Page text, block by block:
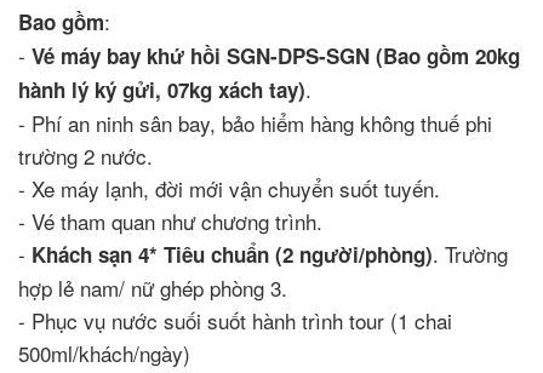
Bao gồm:
- Vé máy bay khứ hồi SGN-DPS-SGN (Bao gồm 20kg
hành lý ký gửi, 07kg xách tay).
- Phí an ninh sân bay, bảo hiểm hàng không thuế phi
trường 2 nước.
- Xe máy lạnh, đời mới vận chuyển suốt tuyến.
- Vé tham quan như chương trình.
- Khách sạn 4* Tiêu chuẩn (2 người/phòng). Trường
hợp lẻ nam/ nữ ghép phòng 3.
- Phục vụ nước suối suốt hành trình tour (1 chai
500ml/khách/ngày)